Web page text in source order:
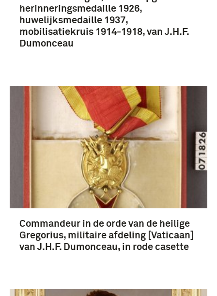
herinneringsmedaille 1926,
huwelijksmedaille 1937,
mobilisatiekruis 1914-1918, van J.H.F.
Dumonceau
Commandeur in de orde van de heilige
Gregorius, militaire afdeling [Vaticaan]
van J.H.F. Dumonceau, in rode casette